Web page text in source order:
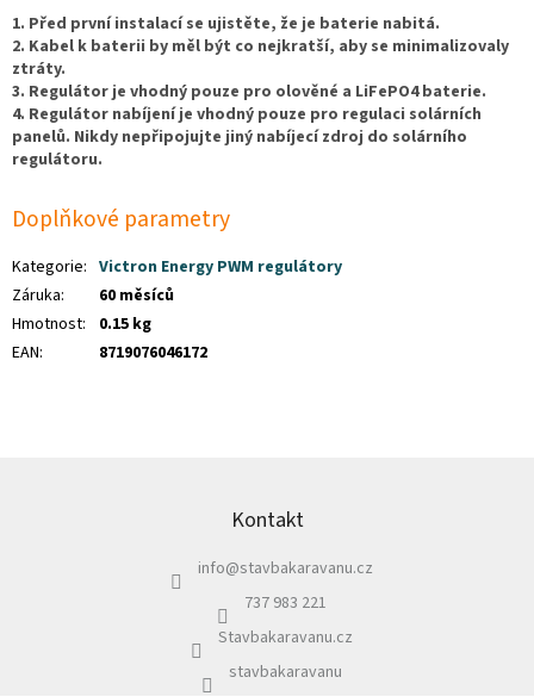
1. Před první instalací se ujistěte, že je baterie nabitá.
2. Kabel k baterii by měl být co nejkratší, aby se minimalizovaly
ztráty.
3. Regulátor je vhodný pouze pro olověné a LiFePO4 baterie.
4. Regulátor nabíjení je vhodný pouze pro regulaci solárních
panelů. Nikdy nepřipojujte jiný nabíjecí zdroj do solárního
regulátoru.
Doplňkové parametry
Kategorie: Victron Energy PWM regulátory
Záruka:
60 měsíců
Hmotnost:
0.15 kg
EAN: 8719076046172
Kontakt
info@stavbakaravanu.cz
737 983 221
Stavbakaravanu.cz
stavbakaravanu